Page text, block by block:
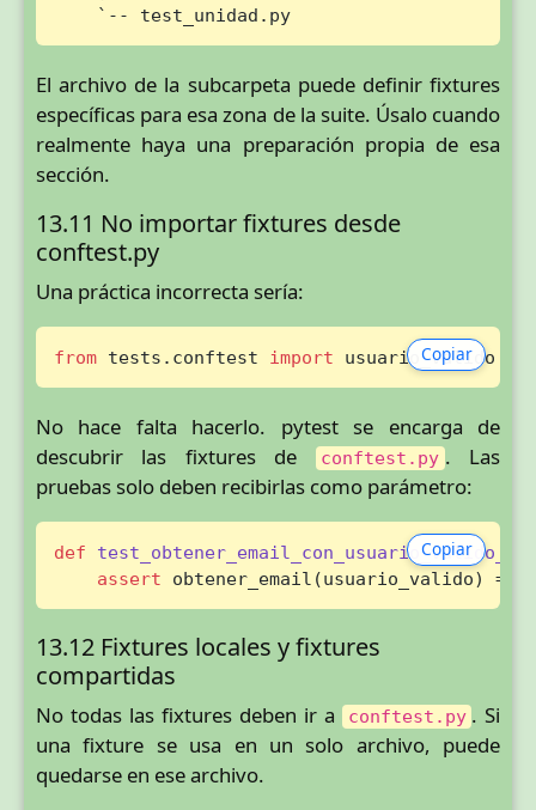
    `-- test_unidad.py
El archivo de la subcarpeta puede definir fixtures
específicas para esa zona de la suite. Úsalo cuando
realmente haya una preparación propia de esa
sección.
13.11 No importar fixtures desde
conftest.py
Una práctica incorrecta sería:
Copiar
from tests.conftest import usuario_valido
No hace falta hacerlo. pytest se encarga de
descubrir las fixtures de
conftest.py . Las
pruebas solo deben recibirlas como parámetro:
Copiar
def
assert obtener_email(usuario_valido) ==
13.12 Fixtures locales y fixtures
compartidas
No todas las fixtures deben ir a conftest.py . Si
una fixture se usa en un solo archivo, puede
quedarse en ese archivo.